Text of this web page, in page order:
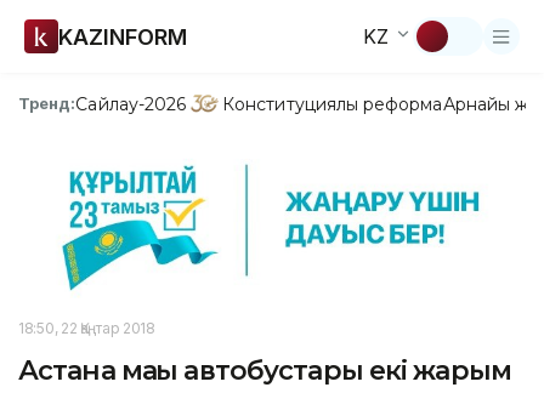
KAZINFORM KZ
Тренд:Сайлау-2026 Конституциялық реформаАрнайы
18:50, 22 Қаңтар 2018
Астана маңы автобустары екі жарым